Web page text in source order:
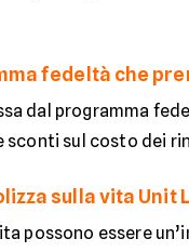
fedeltà che
dal programma
sconti sul costo dei
sulla vita Unit
possono essere